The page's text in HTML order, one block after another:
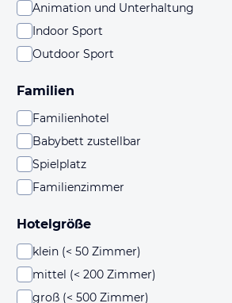
Animation und Unterhaltung
Indoor Sport
Outdoor Sport
Familien
Familienhotel
Babybett zustellbar
Spielplatz
Familienzimmer
Hotelgröße
klein (< 50 Zimmer)
mittel (< 200 Zimmer)
groß (< 500 Zimmer)